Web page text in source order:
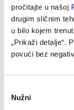
pročitajte u našoj
drugim sličnim
u bilo kojem
„Prikaži detalje“.
povući bez
Selection
Nužni